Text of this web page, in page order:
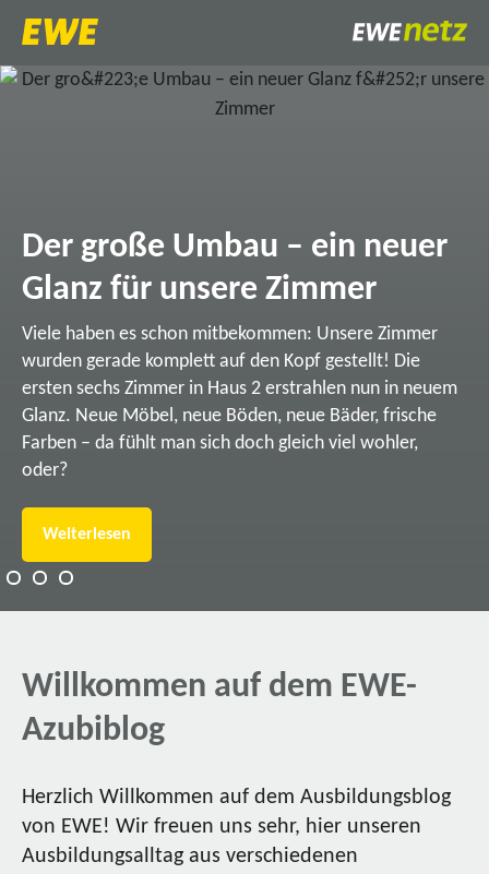
Der große Umbau – ein neuer
Glanz für unsere Zimmer
Viele haben es schon mitbekommen: Unsere Zimmer
wurden gerade komplett auf den Kopf gestellt! Die
ersten sechs Zimmer in Haus 2 erstrahlen nun in neuem
Glanz. Neue Möbel, neue Böden, neue Bäder, frische
Farben – da fühlt man sich doch gleich viel wohler,
oder?
Weiterlesen
Willkommen auf dem EWE-
Azubiblog
Herzlich Willkommen auf dem Ausbildungsblog
von EWE! Wir freuen uns sehr, hier unseren
Ausbildungsalltag aus verschiedenen